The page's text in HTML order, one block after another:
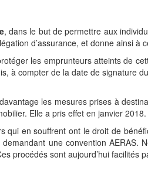
, dans le but de permettre aux
d’assurance, et donne ainsi à
les emprunteurs atteints de
à compter de la date de signature
les mesures prises à
Elle a pris effet en janvier 2018.
en souffrent ont le droit de
une convention AERAS.
procédés sont aujourd’hui facilités